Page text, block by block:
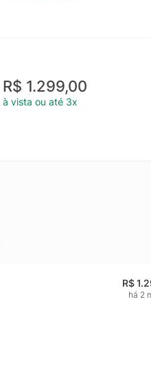
R$ 1.299,00
à vista ou até 3x
R$
há 2